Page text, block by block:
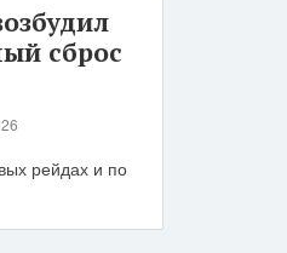
сброс
рейдах и по